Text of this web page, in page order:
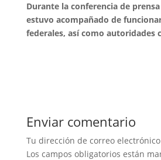
Durante la conferencia de
estuvo acompañado de
federales, así como autoridades
Enviar comentario
Tu dirección de correo
Los campos obligatorios están